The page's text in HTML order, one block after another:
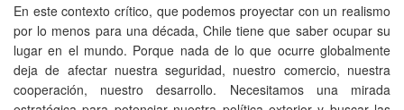
En este contexto crítico, que podemos proyectar con un realismo
por lo menos para una década, Chile tiene que saber ocupar su
lugar en el mundo. Porque nada de lo que ocurre globalmente
deja de afectar nuestra seguridad, nuestro comercio, nuestra
cooperación, nuestro desarrollo. Necesitamos una mirada